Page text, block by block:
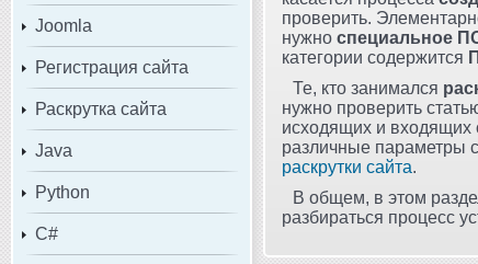
Joomla
Регистрация сайта
Раскрутка сайта
Java
Python
C#
проверить.
нужно специальное
категории содержится
Те, кто занимался
нужно проверить
исходящих и входящих
различные параметры
раскрутки сайта.
В общем, в этом
разбираться процесс